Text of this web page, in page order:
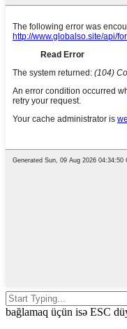
bağlamaq üçün isə ESC